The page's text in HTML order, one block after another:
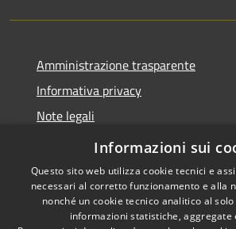
Amministrazione trasparente
Informativa privacy
Note legali
Dichiarazione di accessibilità
Informazioni sui
Questo sito web utilizza cookie tecnici e
necessari al corretto funzionamento e alla
nonché un cookie tecnico analitico al
informazioni statistiche, aggregate